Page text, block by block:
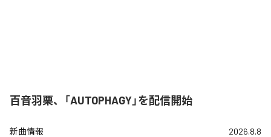
百音羽栗、「AUTOPHAGY」を配信開始
新曲情報 2026.8.8